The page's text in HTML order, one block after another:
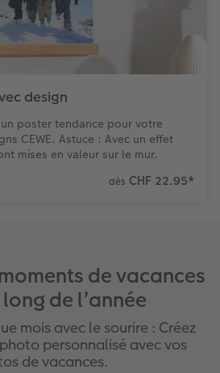
design
poster tendance pour votre
CEWE. Astuce : Avec un effet
mises en valeur sur le mur.
dès CHF 22.95*
de vacances
de l’année
mois avec le sourire : Créez
personnalisé avec vos
de vacances.